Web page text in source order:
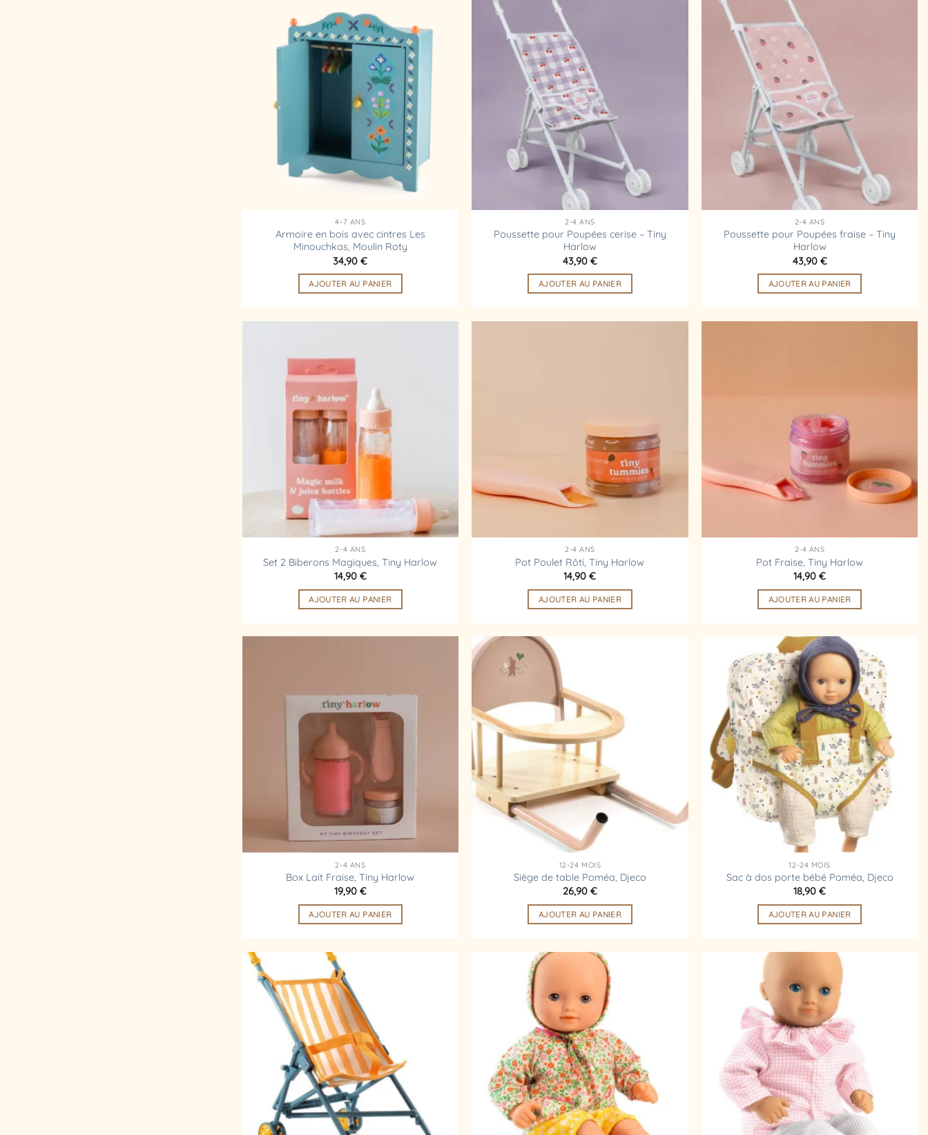
Ajouter
4-7 ANS
Armoire en bois avec cintres Les
Minouchkas, Moulin Roty
34,90€
AJOUTER AU PANIER
2-4 ANS
Poussette pour Poupées cerise – Tiny
Harlow
43,90 €
AJOUTER AU PANIER
2-4 ANS
Poussette pour Poupées fraise – Tiny
Harlow
43,90 €
AJOUTER AU PANIER
2-4 ANS
Set 2 Biberons Magiques, Tiny Harlow
14,90 €
AJOUTER AU PANIER
2-4 ANS
Pot Poulet Rôti, Tiny Harlow
14,90€
AJOUTER AU PANIER
2-4 ANS
Pot Fraise, Tiny Harlow
14,90€
AJOUTER AU PANIER
2-4 ANS
Box Lait Fraise, Tiny Harlow
19,90 €
AJOUTER AU PANIER
12-24 MOIS
Siège de table Poméa, Djeco
26,90 €
AJOUTER AU PANIER
Ajouter
à la
liste
d’envies
12-24 MOIS
Sac à dos porte bébé Poméa, Djeco
18,90€
AJOUTER AU PANIER